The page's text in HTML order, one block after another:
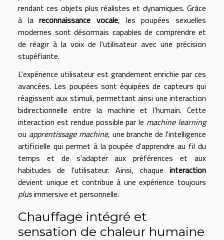
rendant ces objets plus réalistes et dynamiques. Grâce
à lareconnaissance vocale, les poupées sexuelles
modernes sont désormais capables de comprendre et
de réagir à la voix de l'utilisateur avec une précision
stupéfiante.
L'expérience utilisateur est grandement enrichie par ces
avancées. Les poupées sont équipées de capteurs qui
réagissent aux stimuli, permettant ainsi une interaction
bidirectionnelle entre la machine et l'humain. Cette
interaction est rendue possible par le machine learning
ou apprentissage machine, une branche de l'intelligence
artificielle qui permet à la poupée d'apprendre au fil du
temps et de s'adapter aux préférences et aux
habitudes de l'utilisateur. Ainsi, chaque interaction
devient unique et contribue à une expérience toujours
plusimmersive et personnelle.
Chauffage intégré et
sensation de chaleur humaine